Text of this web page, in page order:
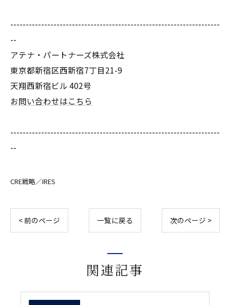
--------------------------------------------------------------------
--
アテナ・パートナーズ株式会社
東京都新宿区西新宿7丁目21-9
天翔西新宿ビル 402号
お問い合わせはこちら
--------------------------------------------------------------------
--
CRE戦略／IRES
< 前のページ 一覧に戻る 次のページ >
関連記事